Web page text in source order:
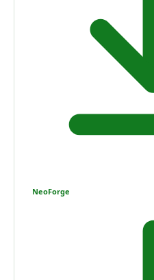
NeoForge